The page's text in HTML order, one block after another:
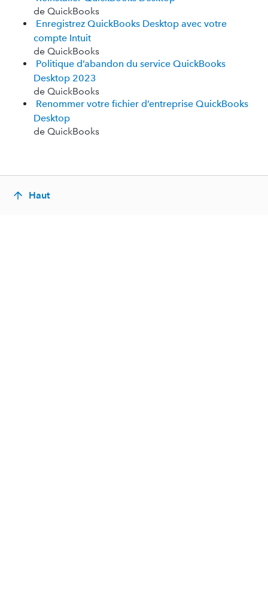
de QuickBooks
Enregistrez QuickBooks Desktop avec votre
compte Intuit
de QuickBooks
Politique d’abandon du service QuickBooks
Desktop 2023
de QuickBooks
Renommer votre fichier d’entreprise QuickBooks
Desktop
de QuickBooks
Haut